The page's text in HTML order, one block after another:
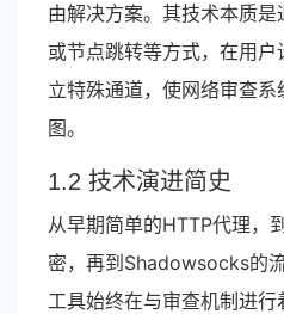
由解决方案。其技术本质
或节点跳转等方式，在用
立特殊通道，使网络审查
图。
1.2 技术演进简史
从早期简单的HTTP代理，
密，再到Shadowsocks的
工具始终在与审查机制进